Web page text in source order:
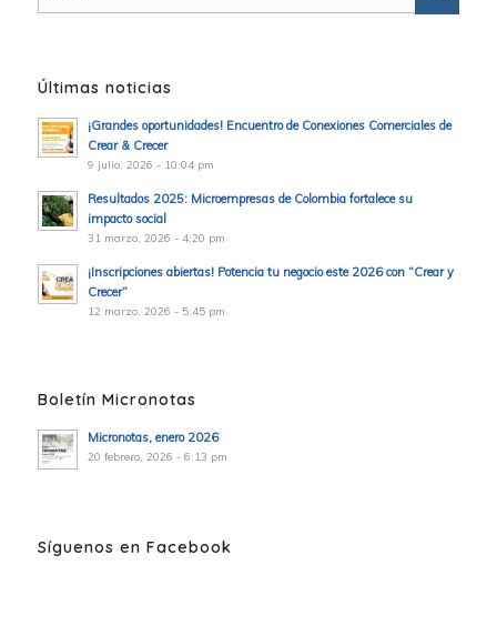
Últimas noticias
¡Grandes oportunidades! Encuentro de Conexiones Comerciales de
Crear & Crecer
9 julio, 2026 - 10:04 pm
Resultados 2025: Microempresas de Colombia fortalece su
impacto social
31 marzo, 2026 - 4:20 pm
¡Inscripciones abiertas! Potencia tu negocio este 2026 con “Crear y
Crecer”
12 marzo, 2026 - 5:45 pm
Boletín Micronotas
Micronotas, enero 2026
20 febrero, 2026 - 6:13 pm
Síguenos en Facebook